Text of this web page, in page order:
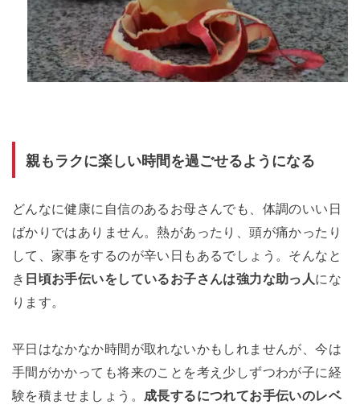
親もラクに楽しい時間を過ごせるようになる
どんなに健康に自信のあるお母さんでも、体調のいい日
ばかりではありません。熱があったり、頭が痛かったり
して、家事をするのが辛い日もあるでしょう。そんなと
き 日頃お手伝いをしているお子さんは強力な助っ人にな
ります。
平日はなかなか時間が取れないかもしれませんが、今は
手間がかかっても将来のことを考え少しずつわが子に経
験を積ませましょう。 成長するにつれてお手伝いのレベ